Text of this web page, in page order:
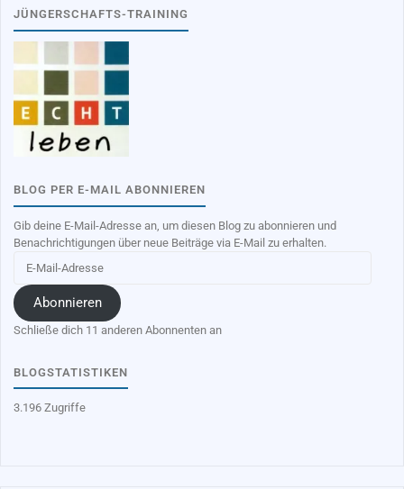
JÜNGERSCHAFTS-TRAINING
BLOG PER E-MAIL ABONNIEREN
Gib deine E-Mail-Adresse an, um diesen Blog zu abonnieren und
Benachrichtigungen über neue Beiträge via E-Mail zu erhalten.
Mail-
Adresse
Abonnieren
Schließe dich 11 anderen Abonnenten an
BLOGSTATISTIKEN
3.196 Zugriffe